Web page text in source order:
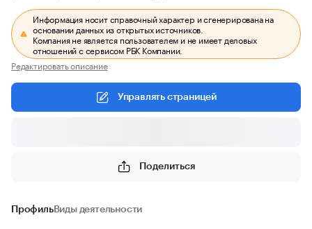
Информация носит справочный характер и сгенерирована на
основании данных из открытых источников.
Компания не является пользователем и не имеет деловых
отношений с сервисом РБК Компании.
Редактировать описание
Управлять страницей
Поделиться
ПрофильВиды деятельности